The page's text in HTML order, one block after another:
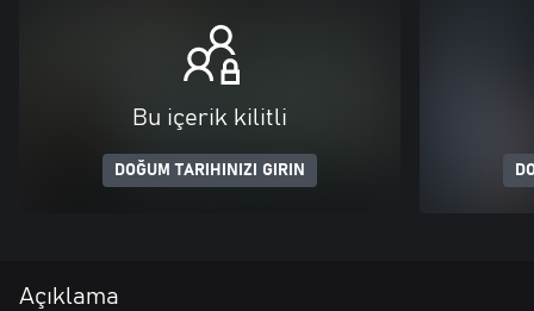
Bu içerik kilitli
DOĞUM TARIHINIZI GIRIN
Açıklama